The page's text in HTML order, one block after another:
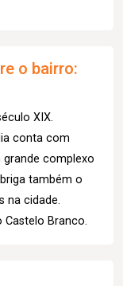
o bairro:
XIX.
conta com
grande complexo
também o
na cidade.
Castelo Branco.